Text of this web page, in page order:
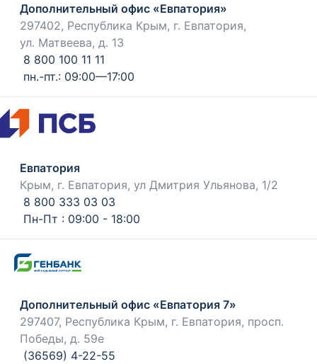
Дополнительный офис «Евпатория»
297402, Республика Крым, г. Евпатория,
ул. Матвеева, д. 13
8 800 100 11 11
пн.-пт.: 09:00—17:00
Евпатория
Крым, г. Евпатория, ул Дмитрия Ульянова, 1/2
8 800 333 03 03
Пн-Пт : 09:00 - 18:00
Дополнительный офис «Евпатория 7»
297407, Республика Крым, г. Евпатория, просп.
Победы, д. 59е
(36569) 4-22-55